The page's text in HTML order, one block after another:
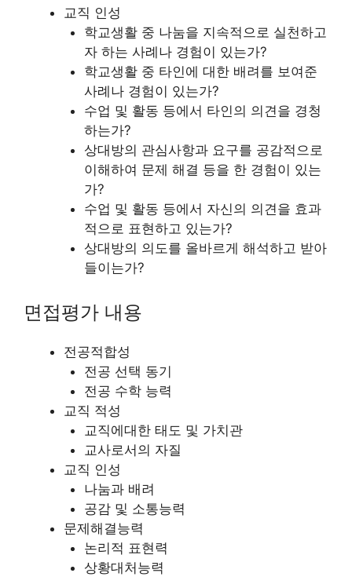
교직 인성
학교생활 중 나눔을 지속적으로 실천하고
자 하는 사례나 경험이 있는가?
학교생활 중 타인에 대한 배려를 보여준
사례나 경험이 있는가?
수업 및 활동 등에서 타인의 의견을 경청
하는가?
상대방의 관심사항과 요구를 공감적으로
이해하여 문제 해결 등을 한 경험이 있는
가?
수업 및 활동 등에서 자신의 의견을 효과
적으로 표현하고 있는가?
상대방의 의도를 올바르게 해석하고 받아
들이는가?
면접평가 내용
전공적합성
전공 선택 동기
전공 수학 능력
교직 적성
교직에대한 태도 및 가치관
교사로서의 자질
교직 인성
나눔과 배려
공감 및 소통능력
문제해결능력
논리적 표현력
상황대처능력